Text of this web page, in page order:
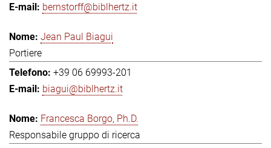
bernstorff@biblhertz.it
Jean Paul Biagui
Portiere
+39 06 69993-201
biagui@biblhertz.it
Francesca Borgo, Ph.D.
Responsabile gruppo di ricerca